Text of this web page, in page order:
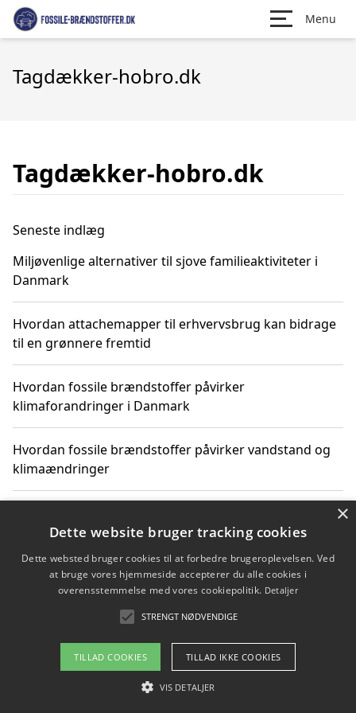
Menu
Tagdækker-hobro.dk
Tagdækker-hobro.dk
Seneste indlæg
Miljøvenlige alternativer til sjove familieaktiviteter i
Danmark
Hvordan attachemapper til erhvervsbrug kan bidrage
til en grønnere fremtid
Hvordan fossile brændstoffer påvirker
klimaforandringer i Danmark
Hvordan fossile brændstoffer påvirker vandstand og
klimaændringer
vores perspektiv
Copyright 2026 - Pilanto Aps
Om / kontakt
×
Dette website bruger tracking cookies
Dette websted bruger cookies til at forbedre brugeroplevelsen. Ved
at bruge vores hjemmeside accepterer du alle cookies i
overensstemmelse med vores cookiepolitik. Detaljer
STRENGT NØDVENDIGE
TILLAD COOKIES TILLAD IKKE COOKIES
VIS DETALJER